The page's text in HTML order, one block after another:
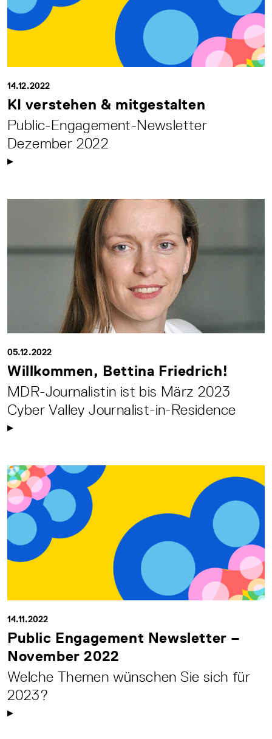
14.12.2022
KI verstehen & mitgestalten
Public-Engagement-Newsletter
Dezember 2022
05.12.2022
Willkommen, Bettina Friedrich!
MDR-Journalistin ist bis März 2023
Cyber Valley Journalist-in-Residence
14.11.2022
Public Engagement Newsletter –
November 2022
Welche Themen wünschen Sie sich für
2023?